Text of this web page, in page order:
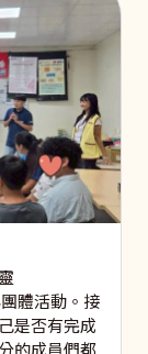
體活動。接
是否有完成